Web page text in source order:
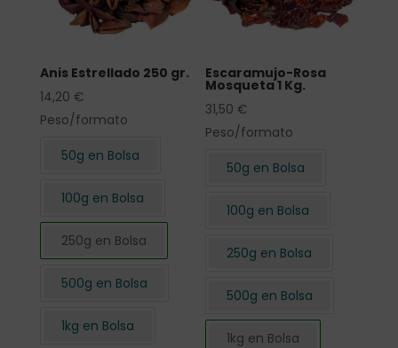
Anis Estrellado 250 gr.
14,20 €
Peso/formato
50g en Bolsa
100g en Bolsa
250g en Bolsa
500g en Bolsa
1kg en Bolsa
Escaramujo-Rosa
Mosqueta 1 Kg.
31,50 €
Peso/formato
50g en Bolsa
100g en Bolsa
250g en Bolsa
500g en Bolsa
1kg en Bolsa